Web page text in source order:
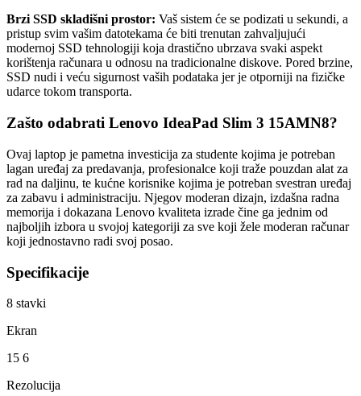
Brzi SSD skladišni prostor: Vaš sistem će se podizati u sekundi, a
pristup svim vašim datotekama će biti trenutan zahvaljujući
modernoj SSD tehnologiji koja drastično ubrzava svaki aspekt
korištenja računara u odnosu na tradicionalne diskove. Pored brzine,
SSD nudi i veću sigurnost vaših podataka jer je otporniji na fizičke
udarce tokom transporta.
Zašto odabrati Lenovo IdeaPad Slim 3 15AMN8?
Ovaj laptop je pametna investicija za studente kojima je potreban
lagan uređaj za predavanja, profesionalce koji traže pouzdan alat za
rad na daljinu, te kućne korisnike kojima je potreban svestran uređaj
za zabavu i administraciju. Njegov moderan dizajn, izdašna radna
memorija i dokazana Lenovo kvaliteta izrade čine ga jednim od
najboljih izbora u svojoj kategoriji za sve koji žele moderan računar
koji jednostavno radi svoj posao.
Specifikacije
8 stavki
Ekran
15 6
Rezolucija